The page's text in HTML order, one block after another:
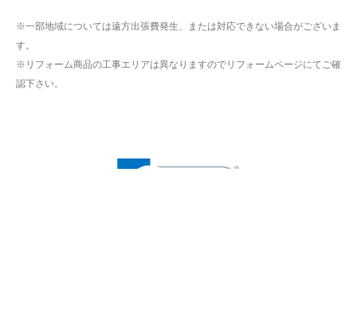
※一部地域については遠方出張費発生、または対応できない場合がございま
す。
※リフォーム商品の工事エリアは異なりますのでリフォームページにてご確
認下さい。